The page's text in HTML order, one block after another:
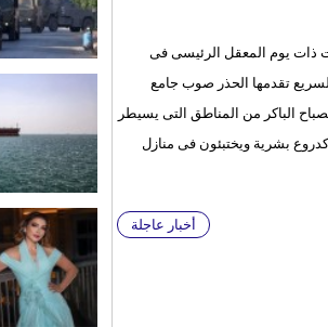
ذات يوم المعقل الرئيسى فى
تقدمها الحذر صوب جامع
الباكر من المناطق التى يسيطر
بشرية ويختبئون فى منازل
أخبار عاجلة